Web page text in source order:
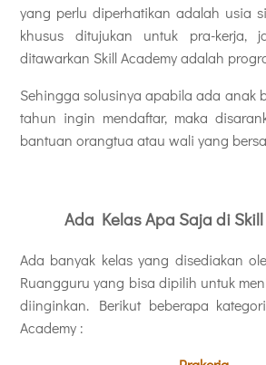
yang perlu diperhatikan adalah usia
khusus ditujukan untuk pra-kerja,
ditawarkan Skill Academy adalah
Sehingga solusinya apabila ada anak
tahun ingin mendaftar, maka
bantuan orangtua atau wali yang
Ada Kelas Apa Saja di
Ada banyak kelas yang disediakan
Ruangguru yang bisa dipilih untuk
diinginkan. Berikut beberapa
Academy :